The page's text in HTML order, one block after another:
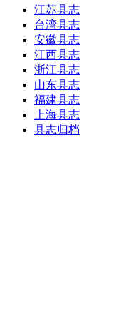
江苏县志
台湾县志
安徽县志
江西县志
浙江县志
山东县志
福建县志
上海县志
县志归档